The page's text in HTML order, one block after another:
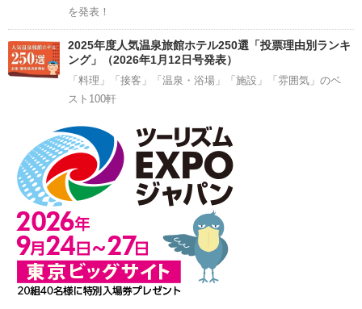
を発表！
2025年度人気温泉旅館ホテル250選「投票理由別ランキ
ング」（2026年1月12日号発表）
「料理」「接客」「温泉・浴場」「施設」「雰囲気」のベ
スト100軒